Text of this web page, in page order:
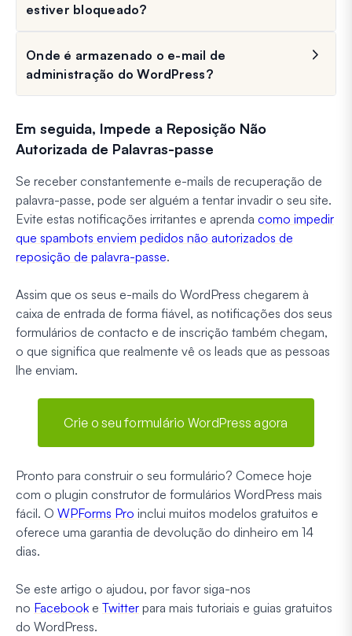
estiver bloqueado?
Onde é armazenado o e-mail de
administração do WordPress?
Em seguida, Impede a Reposição Não
Autorizada de Palavras-passe
Se receber constantemente e-mails de recuperação de
palavra-passe, pode ser alguém a tentar invadir o seu site.
Evite estas notificações irritantes e aprenda como impedir
que spambots enviem pedidos não autorizados de
reposição de palavra-passe.
Assim que os seus e-mails do WordPress chegarem à
caixa de entrada de forma fiável, as notificações dos seus
formulários de contacto e de inscrição também chegam,
o que significa que realmente vê os leads que as pessoas
lhe enviam.
Crie o seu formulário WordPress agora
Pronto para construir o seu formulário? Comece hoje
com o plugin construtor de formulários WordPress mais
fácil. O WPForms Pro inclui muitos modelos gratuitos e
oferece uma garantia de devolução do dinheiro em 14
dias.
Se este artigo o ajudou, por favor siga-nos
no Facebook e Twitter para mais tutoriais e guias gratuitos
do WordPress.